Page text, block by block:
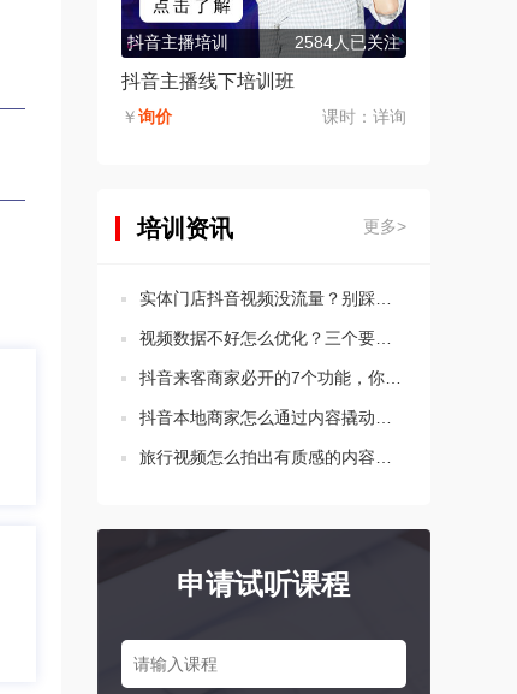
抖音主播培训 2584人已关注
抖音主播线下培训班
￥询价 课时： 详询
培训资讯 更多>
实体门店抖音视频没流量？别踩这5个违规坑！
视频数据不好怎么优化？三个要点教会你分析思路！
抖音来客商家必开的7个功能，你都设置了吗？
抖音本地商家怎么通过内容撬动生意增长？这三点要知道！
旅行视频怎么拍出有质感的内容？新手必学的三个技巧
申请试听课程